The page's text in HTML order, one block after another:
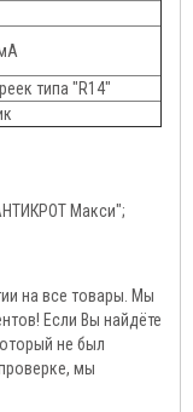
типа "R14"
Макси";
на все товары. Мы
Если Вы найдёте
не был
мы